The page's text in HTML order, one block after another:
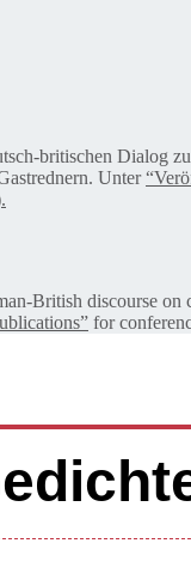
britischen Dialog
Unter
British discourse
for